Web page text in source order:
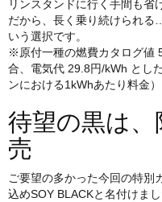
リンスタンドに行く手間も省
だから、長く乗り続けられ
いう選択です。
※原付一種の燃費カタログ値
合、電気代 29.8円/kWh とし
ンにおける1kWhあたり料金）
待望の黒は、
売
ご要望の多かった今回の特別
込めSOY BLACKと名付けまし